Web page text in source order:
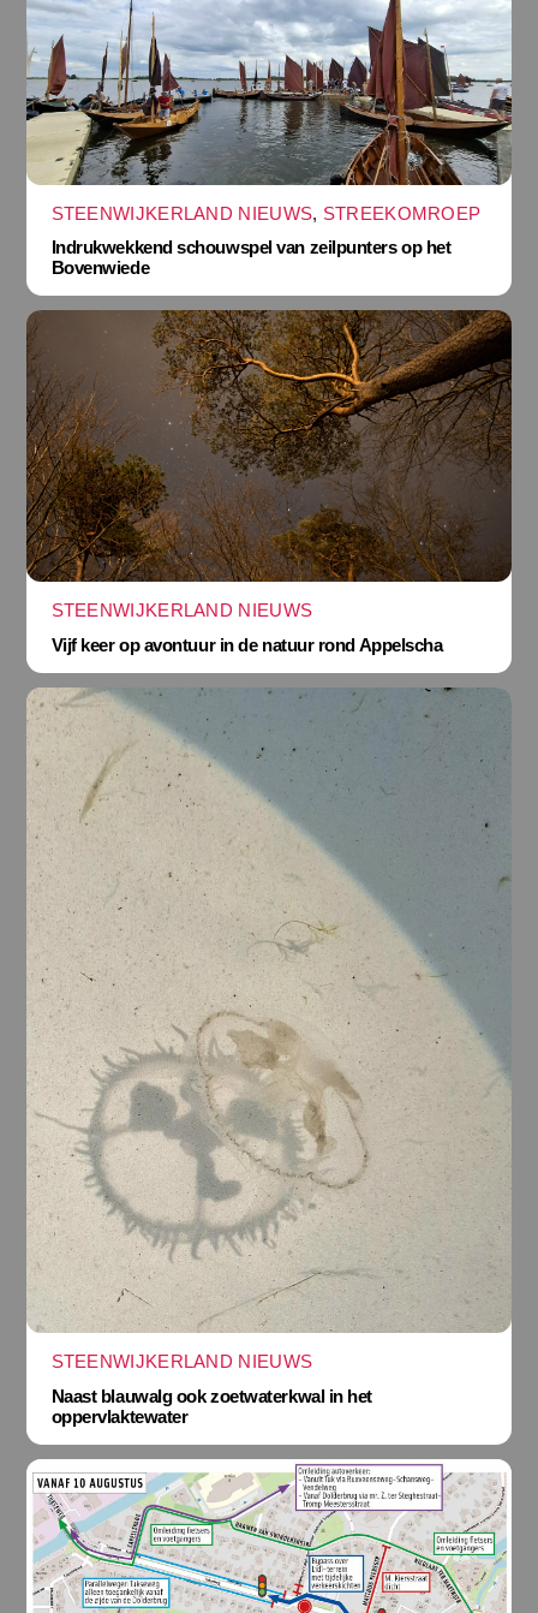
STEENWIJKERLAND NIEUWS, STREEKOMROEP
Indrukwekkend schouwspel van zeilpunters op het
Bovenwiede
STEENWIJKERLAND NIEUWS
Vijf keer op avontuur in de natuur rond Appelscha
STEENWIJKERLAND NIEUWS
Naast blauwalg ook zoetwaterkwal in het
oppervlaktewater